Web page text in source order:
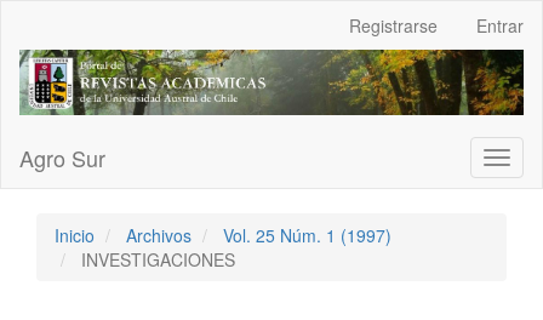
Contenido
principal
Barra
Registrarse Entrar
Agro Sur
Inicio Archivos
Vol. 25 Núm. 1 (1997)
INVESTIGACIONES